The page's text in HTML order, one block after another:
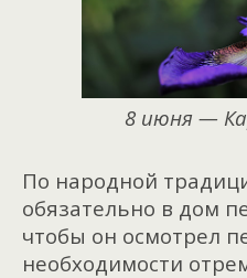
8 июня —
По народной
обязательно в дом
чтобы он осмотрел
необходимости